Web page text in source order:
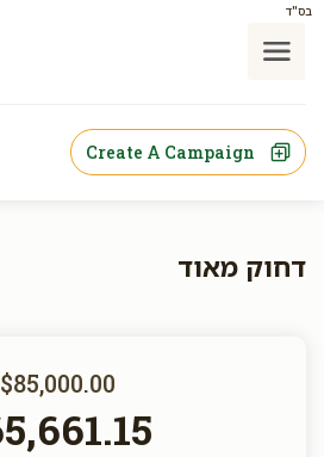
בס"ד
Create A Campaign
דחוק מאוד
$85,000.00